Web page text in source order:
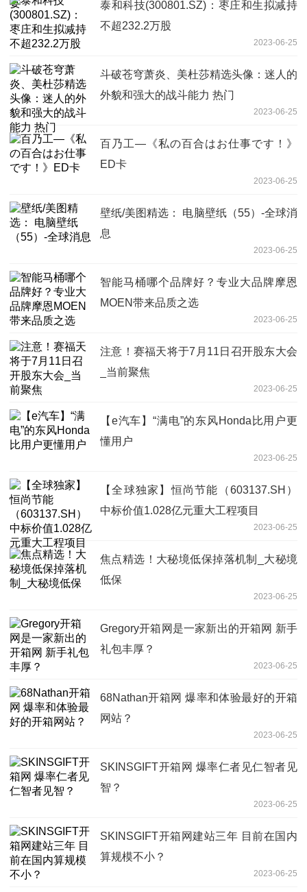
泰和科技(300801.SZ)：枣庄和生拟减持
不超232.2万股
2023-06-25
斗破苍穹萧炎、美杜莎精选头像：迷人的
外貌和强大的战斗能力 热门
2023-06-25
百乃工—《私の百合はお仕事です！》
ED卡
2023-06-25
壁纸/美图精选： 电脑壁纸（55）-全球消
息
2023-06-25
智能马桶哪个品牌好？专业大品牌摩恩
MOEN带来品质之选
2023-06-25
注意！赛福天将于7月11日召开股东大会
_当前聚焦
2023-06-25
【e汽车】“满电”的东风Honda比用户更
懂用户
2023-06-25
【全球独家】恒尚节能（603137.SH）
中标价值1.028亿元重大工程项目
2023-06-25
焦点精选！大秘境低保掉落机制_大秘境
低保
2023-06-25
Gregory开箱网是一家新出的开箱网 新手
礼包丰厚？
2023-06-25
68Nathan开箱网 爆率和体验最好的开箱
网站？
2023-06-25
SKINSGIFT开箱网 爆率仁者见仁智者见
智？
2023-06-25
SKINSGIFT开箱网建站三年 目前在国内
算规模不小？
2023-06-25